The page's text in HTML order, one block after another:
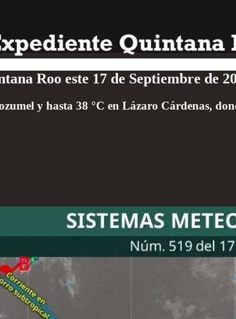
Roo este 17 de Septiembre de
y hasta 38 °C en Lázaro Cárdenas,